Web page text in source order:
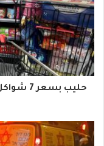
ي
د
ك
ا
إ
ل